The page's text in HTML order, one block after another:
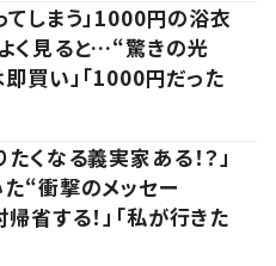
てしまう」1000円の浴衣
く見ると…“驚きの光
買い」「1000円だった
くなる義実家ある！？」
“衝撃のメッセー
省する！」「私が行きた